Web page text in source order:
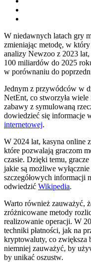
W niedawnych latach gry
zmieniając metodę, w
analizy Newzoo z 2023
100 miliardów do 2025
w porównaniu do
Jednym z przywódców w
NetEnt, co stworzyła
zabawy z symulowaną
dowiedzieć się informacje
internetowej.
W 2024 lat, kasyna online
które pozwalają graczom
czasie. Dzięki temu,
jakie są możliwe
szczegółowych informacji
odwiedzić Wikipedia.
Warto również zauważyć,
zróżnicowane metody
realizowanie operacji. W
techniki płatności, jak na
kryptowaluty, co zwiększa
niemniej zauważyć, by
by unikać oszustw.